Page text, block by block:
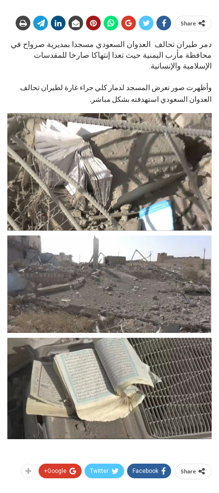
Share
دمر طيران تحالف العدوان السعودي مسجدا بمديرية صرواح في
محافظة مأرب اليمنية حيث تعدا إنتهاكا صارخا للمقدسات
الإسلامية والإنسانية.
وأظهرت صور تعرض المسجد لدمار كلي جراء غارة لطيران تحالف
العدوان السعودي استهدفته بشكل مباشر.
Share
Facebook
Twitter
Google+